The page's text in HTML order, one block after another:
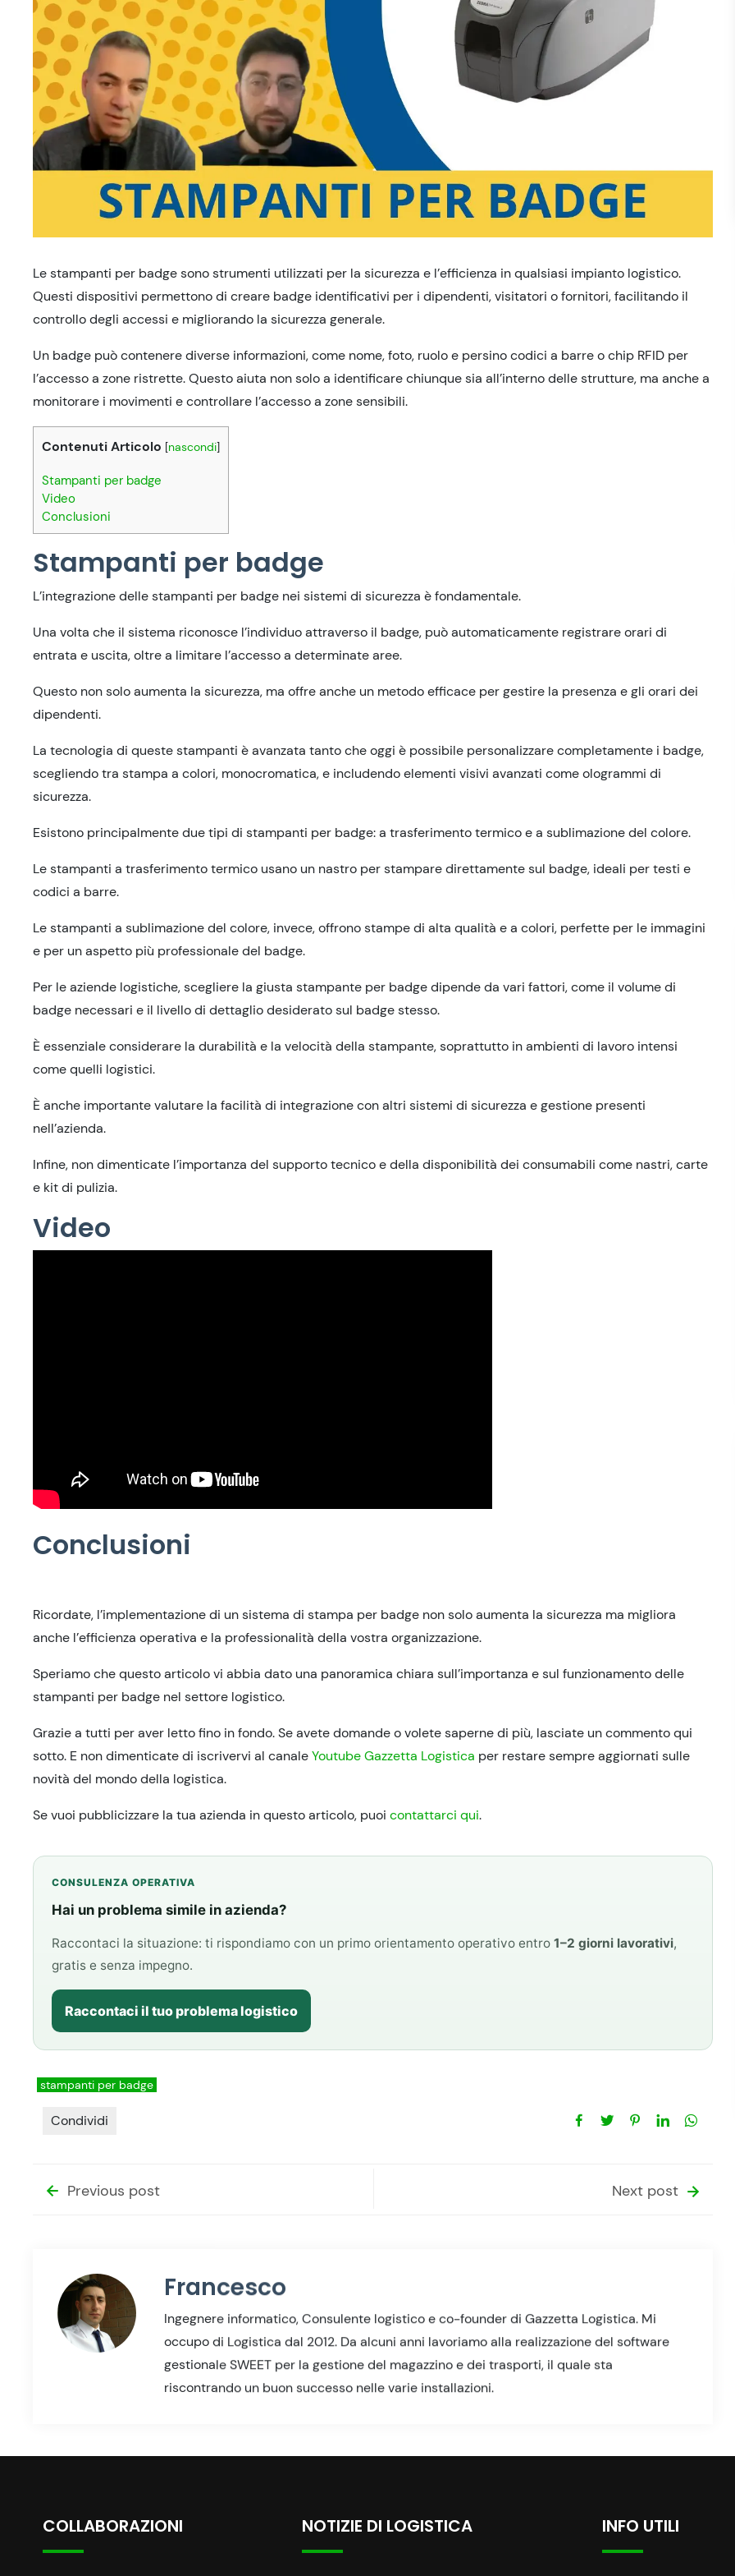
Le stampanti per badge sono strumenti utilizzati per la sicurezza e l’efficienza in qualsiasi impianto logistico.
Questi dispositivi permettono di creare badge identificativi per i dipendenti, visitatori o fornitori, facilitando il
controllo degli accessi e migliorando la sicurezza generale.
Un badge può contenere diverse informazioni, come nome, foto, ruolo e persino codici a barre o chip RFID per
l’accesso a zone ristrette. Questo aiuta non solo a identificare chiunque sia all’interno delle strutture, ma anche a
monitorare i movimenti e controllare l’accesso a zone sensibili.
Contenuti Articolo [nascondi]
Stampanti per badge
Video
Conclusioni
Stampanti per badge
L’integrazione delle stampanti per badge nei sistemi di sicurezza è fondamentale.
Una volta che il sistema riconosce l’individuo attraverso il badge, può automaticamente registrare orari di
entrata e uscita, oltre a limitare l’accesso a determinate aree.
Questo non solo aumenta la sicurezza, ma offre anche un metodo efficace per gestire la presenza e gli orari dei
dipendenti.
La tecnologia di queste stampanti è avanzata tanto che oggi è possibile personalizzare completamente i badge,
scegliendo tra stampa a colori, monocromatica, e includendo elementi visivi avanzati come ologrammi di
sicurezza.
Esistono principalmente due tipi di stampanti per badge: a trasferimento termico e a sublimazione del colore.
Le stampanti a trasferimento termico usano un nastro per stampare direttamente sul badge, ideali per testi e
codici a barre.
Le stampanti a sublimazione del colore, invece, offrono stampe di alta qualità e a colori, perfette per le immagini
e per un aspetto più professionale del badge.
Per le aziende logistiche, scegliere la giusta stampante per badge dipende da vari fattori, come il volume di
badge necessari e il livello di dettaglio desiderato sul badge stesso.
È essenziale considerare la durabilità e la velocità della stampante, soprattutto in ambienti di lavoro intensi
come quelli logistici.
È anche importante valutare la facilità di integrazione con altri sistemi di sicurezza e gestione presenti
nell’azienda.
Infine, non dimenticate l’importanza del supporto tecnico e della disponibilità dei consumabili come nastri, carte
e kit di pulizia.
Video
Conclusioni
Ricordate, l’implementazione di un sistema di stampa per badge non solo aumenta la sicurezza ma migliora
anche l’efficienza operativa e la professionalità della vostra organizzazione.
Speriamo che questo articolo vi abbia dato una panoramica chiara sull’importanza e sul funzionamento delle
stampanti per badge nel settore logistico.
Grazie a tutti per aver letto fino in fondo. Se avete domande o volete saperne di più, lasciate un commento qui
sotto. E non dimenticate di iscrivervi al canaleYoutube Gazzetta Logistica per restare sempre aggiornati sulle
novità del mondo della logistica.
Se vuoi pubblicizzare la tua azienda in questo articolo, puoi contattarci qui.
CONSULENZA OPERATIVA
Hai un problema simile in azienda?
Raccontaci la situazione: ti rispondiamo con un primo orientamento operativo entro1–2 giorni lavorativi,
gratis e senza impegno.
Raccontaci il tuo problema logistico
stampanti per badge
Condividi
Previous post Next post
Francesco
Ingegnere informatico, Consulente logistico e co-founder di Gazzetta Logistica. Mi
occupo di Logistica dal 2012. Da alcuni anni lavoriamo alla realizzazione del software
gestionale SWEET per la gestione del magazzino e dei trasporti, il quale sta
riscontrando un buon successo nelle varie installazioni.
COLLABORAZIONI NOTIZIE DI LOGISTICA INFO UTILI